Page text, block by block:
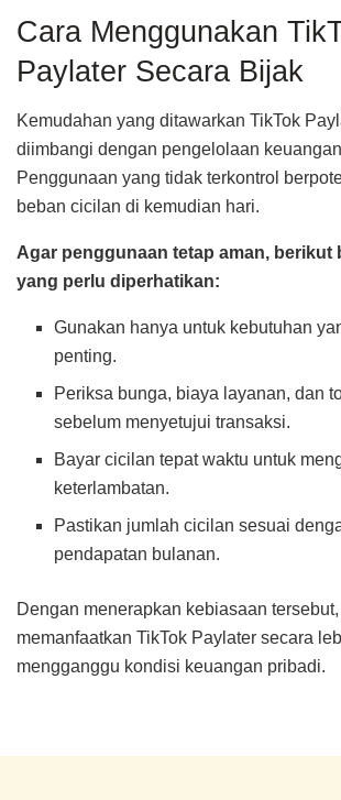
Cara Menggunakan
Paylater Secara Bijak
Kemudahan yang ditawarkan TikTok
diimbangi dengan pengelolaan
Penggunaan yang tidak terkontrol
beban cicilan di kemudian hari.
Agar penggunaan tetap aman, berikut
yang perlu diperhatikan:
Gunakan hanya untuk kebutuhan
penting.
Periksa bunga, biaya layanan, dan
sebelum menyetujui transaksi.
Bayar cicilan tepat waktu untuk
keterlambatan.
Pastikan jumlah cicilan sesuai
pendapatan bulanan.
Dengan menerapkan kebiasaan
memanfaatkan TikTok Paylater secara
mengganggu kondisi keuangan pribadi.